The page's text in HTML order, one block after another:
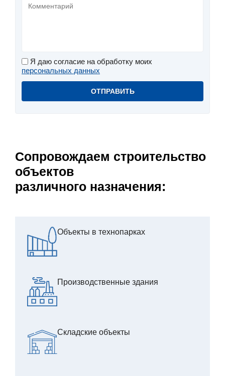
Я даю согласие на обработку моих
персональных данных
Сопровождаем строительство
объектов
различного назначения:
Объекты в технопарках
Производственные здания
Складские объекты